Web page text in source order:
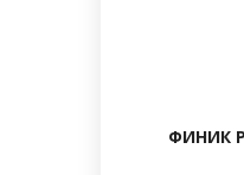
ФИНИК